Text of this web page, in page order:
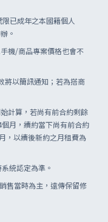
，全台宅配物流量爆
效，請您耐心等待。謝
已成年之本國籍個人
。
機/商品專案價格也會不
將以簡訊通知；若為搭商
計算，若尚有前合約剩餘
月，續約當下尚有前合約
，以續後新約之月租費為
統認定為準。
售當時為主，遠傳保留修